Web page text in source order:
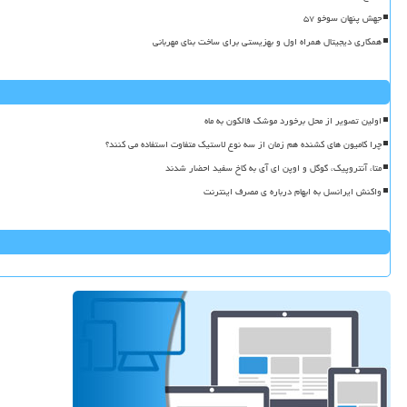
جهش پنهان سوخو ۵۷
همکاری دیجیتال همراه اول و بهزیستی برای ساخت بنای مهربانی
اولین تصویر از محل برخورد موشک فالکون به ماه
چرا کامیون های کشنده هم زمان از سه نوع لاستیک متفاوت استفاده می کنند؟
متا، آنتروپیک، گوگل و اوپن ای آی به کاخ سفید احضار شدند
واکنش ایرانسل به ابهام درباره ی مصرف اینترنت